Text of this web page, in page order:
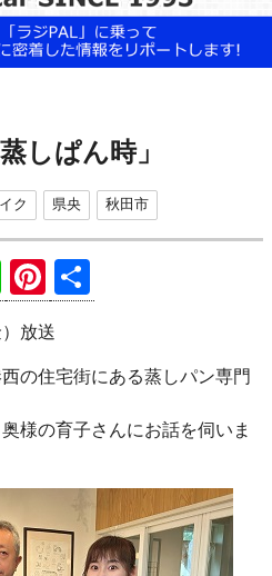
しぱん時」
ク 県央 秋田市
Li
n
e
Pi
nt
er
es
t
有
放送
の住宅街にある蒸しパン専門
様の育子さんにお話を伺いま